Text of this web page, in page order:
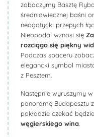
zobaczymy Basztę
średniowiecznej baśni
neogotycki przepych
Nieopodal wznosi się
rozciąga się piękny
Podczas spaceru
elegancki symbol
z Pesztem.
Następnie wyruszymy w
panoramę Budapesztu
pokładzie czekać będzie
węgierskiego wina